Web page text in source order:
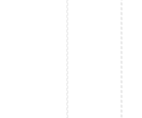
تقييمات حقيقية من مستخدمي تطبيق الموفر للكوبونات